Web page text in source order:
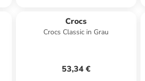
Crocs
Crocs Classic in Grau
53,34 €